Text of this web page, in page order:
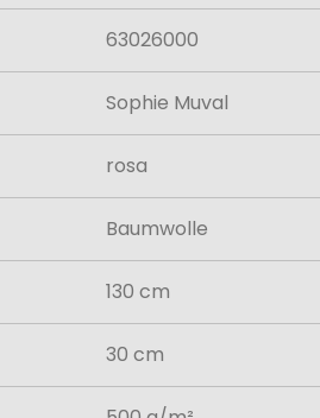
63026000
Sophie Muval
rosa
Baumwolle
130 cm
30 cm